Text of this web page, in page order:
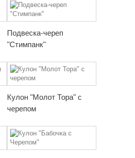
Подвеска-череп
"Стимпанк"
Кулон "Молот Тора" с
черепом